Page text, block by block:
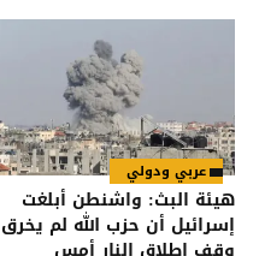
عربي ودولي
هيئة البث: واشنطن أبلغت
إسرائيل أن حزب الله لم يخرق